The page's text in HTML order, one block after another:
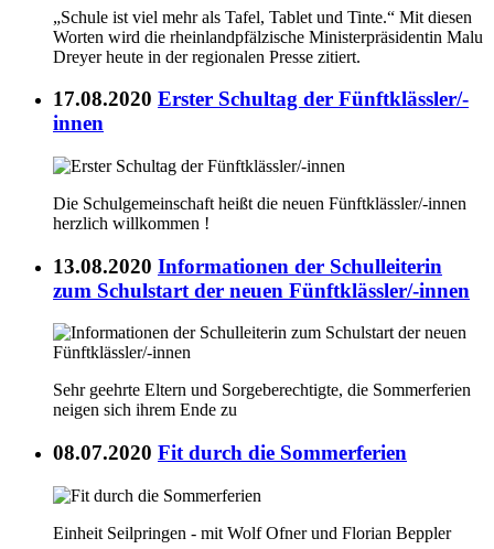
„Schule ist viel mehr als Tafel, Tablet und Tinte.“ Mit diesen
Worten wird die rheinlandpfälzische Ministerpräsidentin Malu
Dreyer heute in der regionalen Presse zitiert.
17.08.2020 Erster Schultag der Fünftklässler/-
innen
Die Schulgemeinschaft heißt die neuen Fünftklässler/-innen
herzlich willkommen !
13.08.2020 Informationen der Schulleiterin
zum Schulstart der neuen Fünftklässler/-innen
Sehr geehrte Eltern und Sorgeberechtigte, die Sommerferien
neigen sich ihrem Ende zu
08.07.2020 Fit durch die Sommerferien
Einheit Seilpringen - mit Wolf Ofner und Florian Beppler